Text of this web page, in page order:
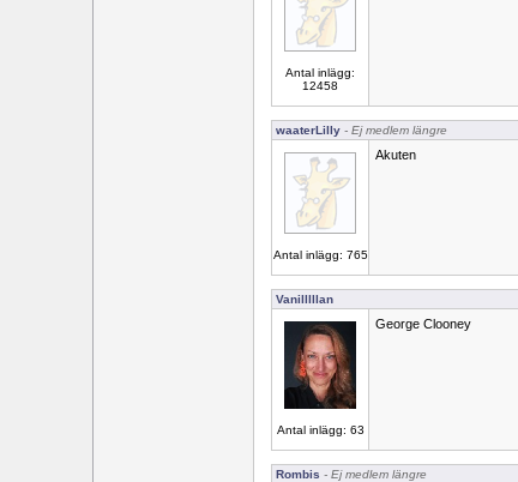
Antal inlägg:
12458
waaterLilly - Ej medlem längre
Antal inlägg: 765
Akuten
Vanilllllan
Antal inlägg: 63
George Clooney
Rombis - Ej medlem längre